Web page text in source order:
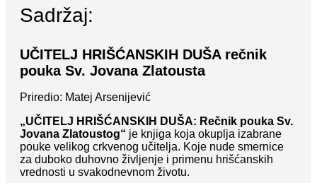
Sadržaj:
UČITELJ HRIŠĆANSKIH DUŠA rečnik
pouka Sv. Jovana Zlatousta
Priredio: Matej Arsenijević
„UČITELJ HRIŠĆANSKIH DUŠA: Rečnik pouka Sv.
Jovana Zlatoustog“ je knjiga koja okuplja izabrane
pouke velikog crkvenog učitelja. Koje nude smernice
za duboko duhovno življenje i primenu hrišćanskih
vrednosti u svakodnevnom životu.